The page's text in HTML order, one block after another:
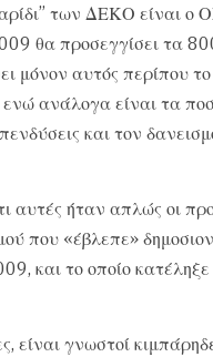
των ΔΕΚΟ είναι ο
θα προσεγγίσει τα
μόνον αυτός περίπου
ανάλογα είναι τα
και τον
αυτές ήταν απλώς οι
που «έβλεπε»
και το οποίο κατέληξε
είναι γνωστοί